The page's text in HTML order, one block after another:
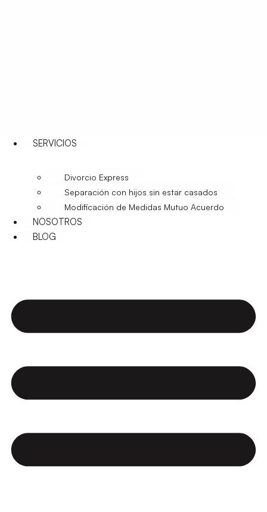
SERVICIOS
Divorcio Express
Separación con hijos sin estar casados
Modificación de Medidas Mutuo Acuerdo
NOSOTROS
BLOG